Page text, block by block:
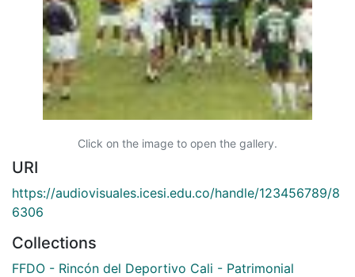
Click on the image to open the gallery.
URI
https://audiovisuales.icesi.edu.co/handle/123456789/8
6306
Collections
FFDO - Rincón del Deportivo Cali - Patrimonial